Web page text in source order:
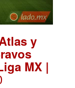
y
MX |